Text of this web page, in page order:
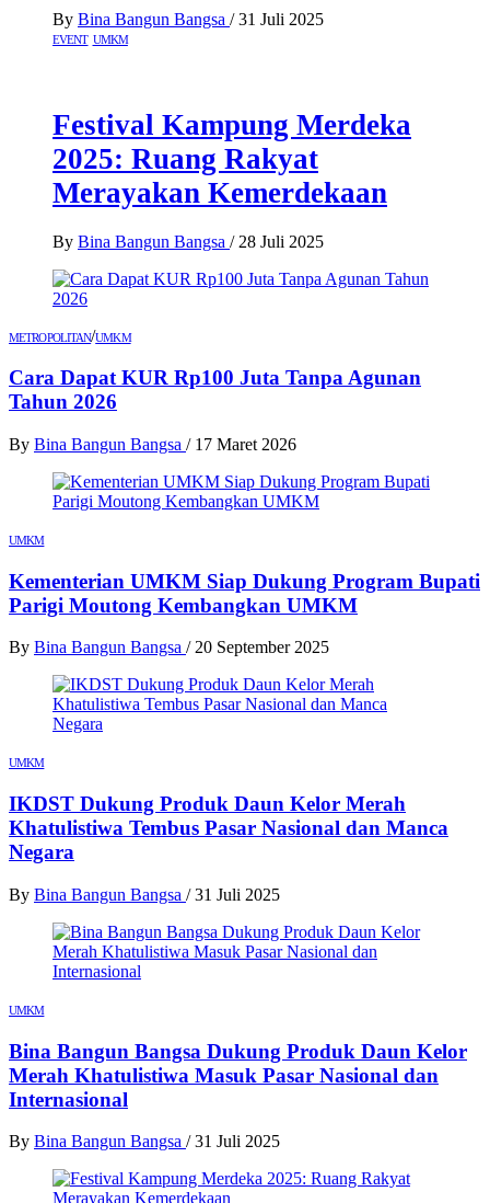
By Bina Bangun Bangsa / 31 Juli 2025
EVENT UMKM
Festival Kampung Merdeka
2025: Ruang Rakyat
Merayakan Kemerdekaan
By Bina Bangun Bangsa / 28 Juli 2025
METROPOLITAN/UMKM
Cara Dapat KUR Rp100 Juta Tanpa Agunan
Tahun 2026
By Bina Bangun Bangsa / 17 Maret 2026
UMKM
Kementerian UMKM Siap Dukung Program Bupati
Parigi Moutong Kembangkan UMKM
By Bina Bangun Bangsa / 20 September 2025
UMKM
IKDST Dukung Produk Daun Kelor Merah
Khatulistiwa Tembus Pasar Nasional dan Manca
Negara
By Bina Bangun Bangsa / 31 Juli 2025
UMKM
Bina Bangun Bangsa Dukung Produk Daun Kelor
Merah Khatulistiwa Masuk Pasar Nasional dan
Internasional
By Bina Bangun Bangsa / 31 Juli 2025